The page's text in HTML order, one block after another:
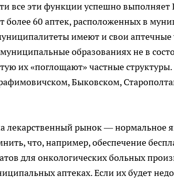
все эти функции успешно
более 60 аптек, расположенных в
имеют и свои
образованиях не в
их «поглощают» частные
Быковском,
лекарственный рынок — нормальное
что, например, обеспечение
для онкологических больных
аптеках. Если их будет